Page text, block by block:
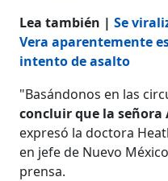
Lea también |Se
Vera aparentemente
intento de asalto
"Basándonos en las
concluir que la
expresó la doctora
en jefe de Nuevo
prensa.